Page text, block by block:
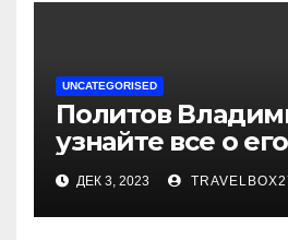
UNCATEGORISED
Политов
узнайте все о его
биографии,
впечатляющих
достижениях!
ДЕК 3, 2023